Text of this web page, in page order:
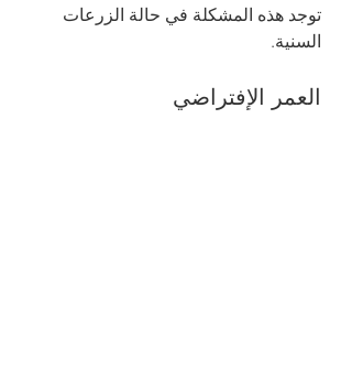
توجد هذه المشكلة في حالة الزرعات
السنية.
العمر الإفتراضي